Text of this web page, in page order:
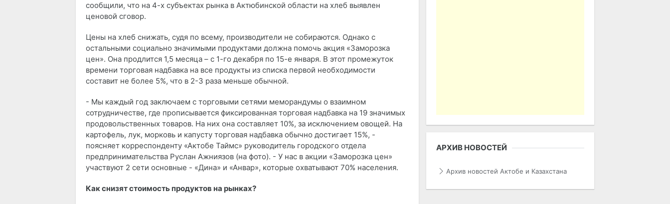
сообщили, что на 4-х субъектах рынка в Актюбинской области на хлеб выявлен
ценовой сговор.
Цены на хлеб снижать, судя по всему, производители не собираются. Однако с
остальными социально значимыми продуктами должна помочь акция «Заморозка
цен». Она продлится 1,5 месяца – с 1-го декабря по 15-е января. В этот промежуток
времени торговая надбавка на все продукты из списка первой необходимости
составит не более 5%, что в 2-3 раза меньше обычной.
- Мы каждый год заключаем с торговыми сетями меморандумы о взаимном
сотрудничестве, где прописывается фиксированная торговая надбавка на 19 значимых
продовольственных товаров. На них она составляет 10%, за исключением овощей. На
картофель, лук, морковь и капусту торговая надбавка обычно достигает 15%, -
поясняет корреспонденту «Актобе Таймс» руководитель городского отдела
предпринимательства Руслан Ажниязов (на фото). - У нас в акции «Заморозка цен»
участвуют 2 сети основные - «Дина» и «Анвар», которые охватывают 70% населения.
Как снизят стоимость продуктов на рынках?
АРХИВ НОВОСТЕЙ
Архив новостей Актобе и Казахстана